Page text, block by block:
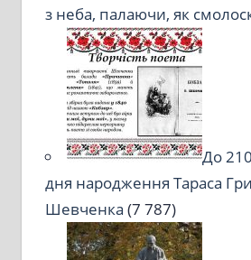
з неба, палаючи, як
До
дня народження Тараса
Шевченка (7 787)